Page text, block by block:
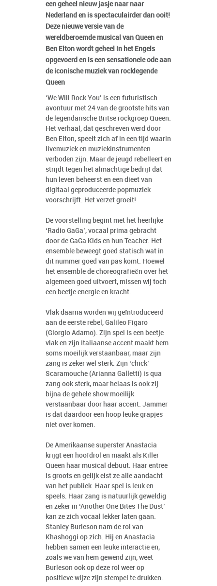
een geheel nieuw jasje naar naar
Nederland en is spectaculairder dan ooit!
Deze nieuwe versie van de
wereldberoemde musical van Queen en
Ben Elton wordt geheel in het Engels
opgevoerd en is een sensationele ode aan
de iconische muziek van rocklegende
Queen
‘We Will Rock You’ is een futuristisch
avontuur met 24 van de grootste hits van
de legendarische Britse rockgroep Queen.
Het verhaal, dat geschreven werd door
Ben Elton, speelt zich af in een tijd waarin
livemuziek en muziekinstrumenten
verboden zijn. Maar de jeugd rebelleert en
strijdt tegen het almachtige bedrijf dat
hun leven beheerst en een dieet van
digitaal geproduceerde popmuziek
voorschrijft. Het verzet groeit!
De voorstelling begint met het heerlijke
‘Radio GaGa’, vocaal prima gebracht
door de GaGa Kids en hun Teacher. Het
ensemble beweegt goed statisch wat in
dit nummer goed van pas komt. Hoewel
het ensemble de choreografieën over het
algemeen goed uitvoert, missen wij toch
een beetje energie en kracht.
Vlak daarna worden wij geïntroduceerd
aan de eerste rebel, Galileo Figaro
(Giorgio Adamo). Zijn spel is een beetje
vlak en zijn Italiaanse accent maakt hem
soms moeilijk verstaanbaar, maar zijn
zang is zeker wel sterk. Zijn ‘chick’
Scaramouche (Arianna Galletti) is qua
zang ook sterk, maar helaas is ook zij
bijna de gehele show moeilijk
verstaanbaar door haar accent. Jammer
is dat daardoor een hoop leuke grapjes
niet over komen.
De Amerikaanse superster Anastacia
krijgt een hoofdrol en maakt als Killer
Queen haar musical debuut. Haar entree
is groots en gelijk eist ze alle aandacht
van het publiek. Haar spel is leuk en
speels. Haar zang is natuurlijk geweldig
en zeker in ‘Another One Bites The Dust’
kan ze zich vocaal lekker laten gaan.
Stanley Burleson nam de rol van
Khashoggi op zich. Hij en Anastacia
hebben samen een leuke interactie en,
zoals we van hem gewend zijn, weet
Burleson ook op deze rol weer op
positieve wijze zijn stempel te drukken.